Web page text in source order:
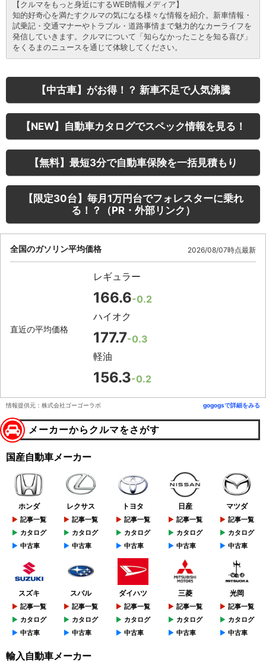
【クルマをもっと身近にするWEB情報メディア】
知的好奇心を満たすクルマの気になる様々な情報を紹介。新車情報・
試乗記・交通マナーやトラブル・道路事情まで魅力的なカーライフを
発信していきます。クルマについて「知らなかったことを知る喜び」
をくるまのニュースを通じて体験してください。
【中古車】がお得！？ 新車不足で人気沸騰
【NEW】自動車カタログでスペック情報を見る！
【無料】最短3分で自動車保険を一括見積もり
【限定30台】毎月1万円台でフォレスターに乗れ
る！？（PR・外部リンク）
全国のガソリン平均価格 2026/08/07時点最新
直近の平均価格
レギュラー
166.6-0.2
ハイオク
177.7-0.3
軽油
156.3-0.2
情報提供元：株式会社ゴーゴーラボ gogogsで詳細をみる
メーカーからクルマをさがす
国産自動車メーカー
ホンダ
記事一覧
カタログ
中古車
レクサス
記事一覧
カタログ
中古車
トヨタ
記事一覧
カタログ
中古車
日産
記事一覧
カタログ
中古車
マツダ
記事一覧
カタログ
中古車
スズキ
記事一覧
カタログ
中古車
スバル
記事一覧
カタログ
中古車
ダイハツ
記事一覧
カタログ
中古車
三菱
記事一覧
カタログ
中古車
光岡
記事一覧
カタログ
中古車
輸入自動車メーカー